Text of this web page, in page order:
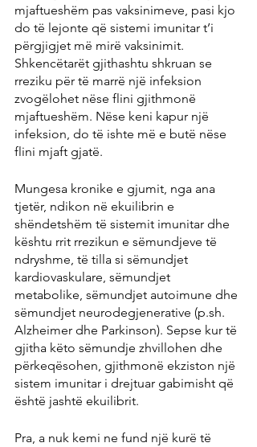
mjaftueshëm pas vaksinimeve, pasi kjo
do të lejonte që sistemi imunitar t’i
përgjigjet më mirë vaksinimit.
Shkencëtarët gjithashtu shkruan se
rreziku për të marrë një infeksion
zvogëlohet nëse flini gjithmonë
mjaftueshëm. Nëse keni kapur një
infeksion, do të ishte më e butë nëse
flini mjaft gjatë.
Mungesa kronike e gjumit, nga ana
tjetër, ndikon në ekuilibrin e
shëndetshëm të sistemit imunitar dhe
kështu rrit rrezikun e sëmundjeve të
ndryshme, të tilla si sëmundjet
kardiovaskulare, sëmundjet
metabolike, sëmundjet autoimune dhe
sëmundjet neurodegjenerative (p.sh.
Alzheimer dhe Parkinson). Sepse kur të
gjitha këto sëmundje zhvillohen dhe
përkeqësohen, gjithmonë ekziston një
sistem imunitar i drejtuar gabimisht që
është jashtë ekuilibrit.
Pra, a nuk kemi ne fund një kurë të